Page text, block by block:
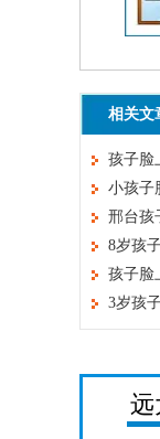
相关文
孩子脸
小孩子
邢台孩
8岁孩
孩子脸
3岁孩
远